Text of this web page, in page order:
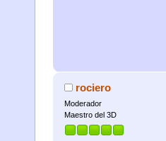
rociero
Moderador
Maestro del 3D